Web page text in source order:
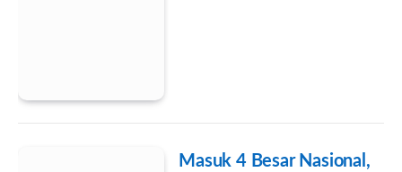
Masuk 4 Besar Nasional,